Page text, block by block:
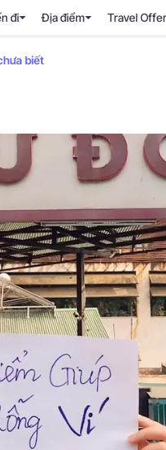
đi Địa điểm Travel Offer
biết